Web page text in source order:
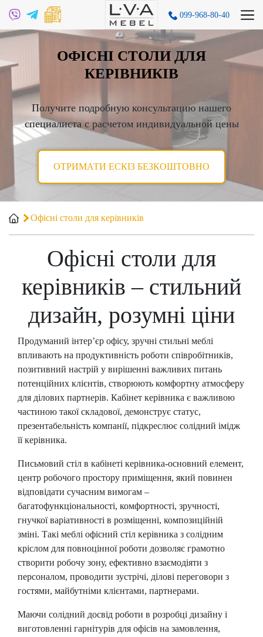
099-968-80-40
ОФІСНІ СТОЛИ ДЛЯ
КЕРІВНИКІВ
Получите подробную консультацию нашего
специалиста с расчетом индивидуальной цены
ОТРИМАТИ ЕСКІЗ БЕЗКОШТОВНО
Офісні столи для керівників
Офісні столи для
керівників – стильний
дизайн, розумні ціни
Продуманий інтер’єр офісу, зручні стильні меблі
впливають на продуктивність роботи співробітників,
позитивний настрій у вирішенні важливих питань
потенційних клієнтів, створюють комфортну атмосферу
для ділових партнерів. Кабінет керівника є важливою
частиною такої складової, демонструє статус,
презентабельність компанії, підкреслює солідний імідж
її керівника.
Письмовий стіл в кабінеті керівника-основний елемент,
центр робочого простору приміщення, який повинен
відповідати сучасним вимогам –
багатофункціональності, комфортності, зручності,
гнучкої варіативності в розміщенні, композиційній
зміні. Такі меблі офісний стіл керівника з солідним
кріслом для повноцінної роботи дозволяє грамотно
створити робочу зону, ефективно взаємодіяти з
персоналом, проводити зустрічі, ділові переговори з
гостями, майбутніми клієнтами, партнерами.
Маючи солідний досвід роботи в розробці дизайну і
виготовленні гарнітурів для офісів на замовлення,